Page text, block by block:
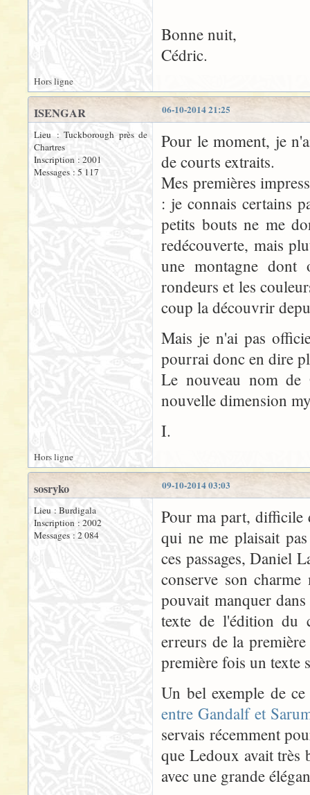
Bonne nuit,
Cédric.
Hors ligne
06-10-2014 21:25
ISENGAR
Lieu : Tuckborough près de
Chartres
Inscription : 2001
Messages : 5 117
Pour le moment, je
de courts extraits.
Mes premières
: je connais certains
petits bouts ne me
redécouverte, mais
une montagne dont
rondeurs et les
coup la découvrir
Mais je n'ai pas
pourrai donc en dire
Le nouveau nom de
nouvelle dimension
I.
Hors ligne
09-10-2014 03:03
sosryko
Lieu : Burdigala
Inscription : 2002
Messages : 2 084
Pour ma part, difficile
qui ne me plaisait
ces passages, Daniel
conserve son
pouvait manquer
texte de l'édition du
erreurs de la
première fois un texte
Un bel exemple de
entre Gandalf et
servais récemment
que Ledoux avait très
avec une grande